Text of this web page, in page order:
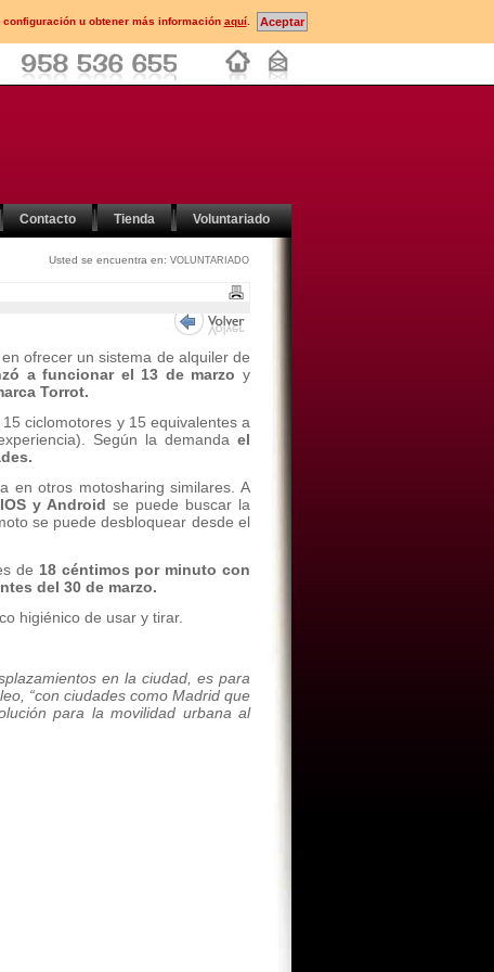
u obtener más información aquí.
Contacto Tienda Voluntariado
Usted se encuentra en: VOLUNTARIADO
ofrecer un sistema de alquiler de
a funcionar el 13 de marzoy
Torrot.
ciclomotores y 15 equivalentes a
Según la demanda el
en otros motosharing similares. A
y Android se puede buscar la
se puede desbloquear desde el
de 18 céntimos por minuto con
del 30 de marzo.
higiénico de usar y tirar.
en la ciudad, es para
“con ciudades como Madrid que
para la movilidad urbana al